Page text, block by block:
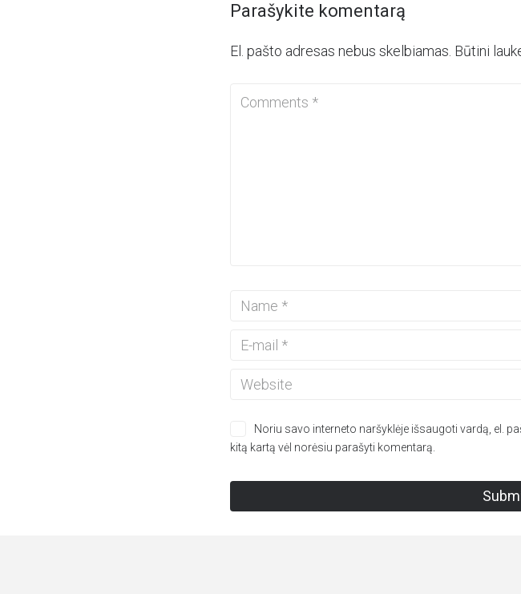
Parašykite komentarą
El. pašto adresas nebus skelbiamas. Būtini
Noriu savo interneto naršyklėje išsaugoti vardą, el.
kitą kartą vėl norėsiu parašyti komentarą.